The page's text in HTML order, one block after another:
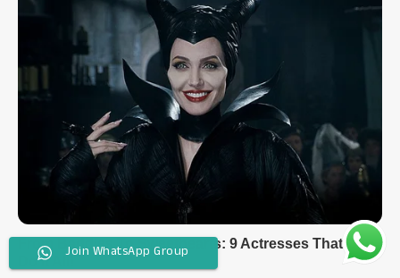
Join WhatsApp Group